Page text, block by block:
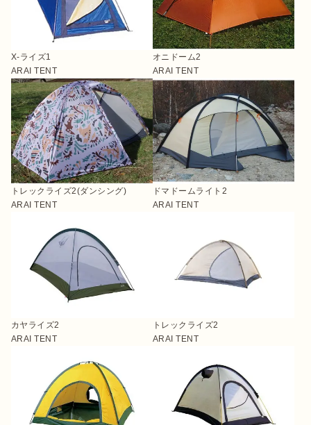
X‐ライズ1
ARAI TENT
オニドーム2
ARAI TENT
トレックライズ2(ダンシング)
ARAI TENT
ドマドームライト2
ARAI TENT
カヤライズ2
ARAI TENT
トレックライズ2
ARAI TENT